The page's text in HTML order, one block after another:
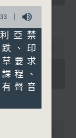
30:00
10:30 -
亞禁
、印
要求
程、
聲音